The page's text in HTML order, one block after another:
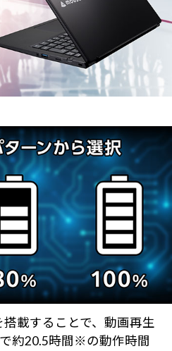
載することで、動画再生
約20.5時間※の動作時間